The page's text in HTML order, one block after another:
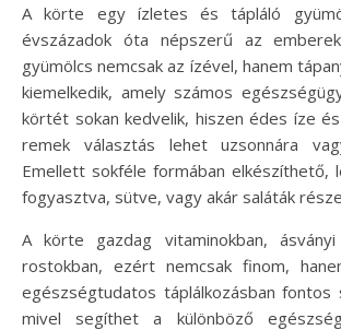
A körte egy ízletes és tápláló gyümölcs, amely már
évszázadok óta népszerű az
gyümölcs nemcsak az ízével, hanem
kiemelkedik, amely számos
körtét sokan kedvelik, hiszen édes íze
remek választás lehet uzsonnára
Emellett sokféle formában elkészíthető,
fogyasztva, sütve, vagy akár saláták
A körte gazdag vitaminokban,
rostokban, ezért nemcsak finom,
egészségtudatos táplálkozásban fontos
mivel segíthet a különböző